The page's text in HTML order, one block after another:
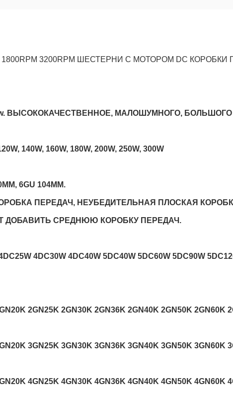
3200RPM ШЕСТЕРНИ С МОТОРОМ DC КОРОБКИ
w. ВЫСОКОКАЧЕСТВЕННОЕ, МАЛОШУМНОГО,
140W, 160W, 180W, 200W, 250W, 300W
6GU 104MM.
ПЕРЕДАЧ, НЕУБЕДИТЕЛЬНАЯ ПЛОСКАЯ
ДОБАВИТЬ СРЕДНЮЮ КОРОБКУ ПЕРЕДАЧ.
4DC30W 4DC40W 5DC40W 5DC60W 5DC90W
2GN25K 2GN30K 2GN36K 2GN40K 2GN50K 2GN60K
3GN25K 3GN30K 3GN36K 3GN40K 3GN50K 3GN60K
4GN25K 4GN30K 4GN36K 4GN40K 4GN50K 4GN60K